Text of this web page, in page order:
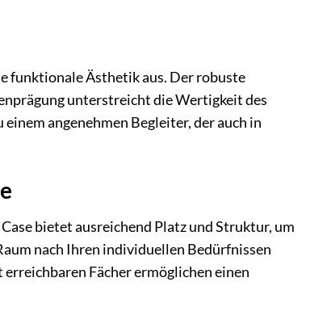
funktionale Ästhetik aus. Der robuste
unterstreicht die Wertigkeit des
angenehmen Begleiter, der auch in
bietet ausreichend Platz und Struktur, um
nach Ihren individuellen Bedürfnissen
Fächer ermöglichen einen